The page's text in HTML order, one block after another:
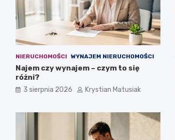
NIERUCHOMOŚCI WYNAJEM NIERUCHOMOŚCI
Najem czy wynajem – czym to się
różni?
3 sierpnia 2026 Krystian Matusiak